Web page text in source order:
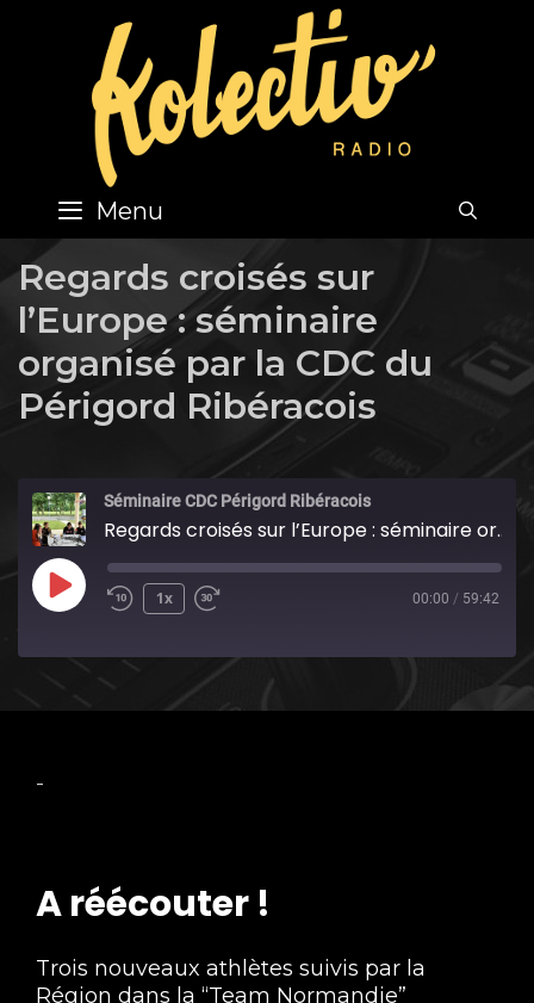
content
Menu
Regards croisés sur
l’Europe : séminaire
organisé par la CDC du
Périgord Ribéracois
Séminaire CDC Périgord Ribéracois
Regards croisés sur l’Europe : séminaire organisé par la CDC du Périgord Ribéracois
Play
1x 00:00 / 59:42
-
A réécouter !
Trois nouveaux athlètes suivis par la
Région dans la “Team Normandie”